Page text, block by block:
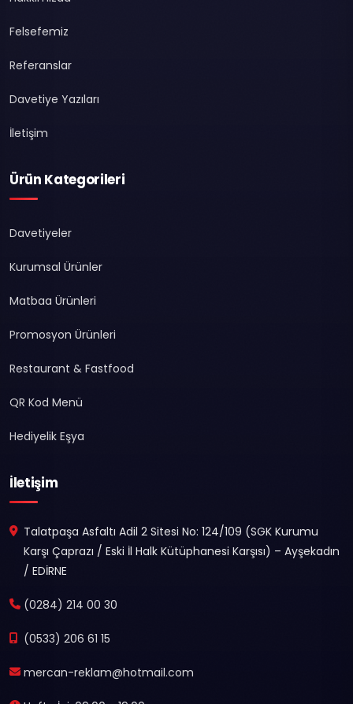
Felsefemiz
Referanslar
Davetiye Yazıları
İletişim
Ürün Kategorileri
Davetiyeler
Kurumsal Ürünler
Matbaa Ürünleri
Promosyon Ürünleri
Restaurant & Fastfood
QR Kod Menü
Hediyelik Eşya
İletişim
Talatpaşa Asfaltı Adil 2 Sitesi No: 124/109 (SGK Kurumu
Karşı Çaprazı / Eski İl Halk Kütüphanesi Karşısı) – Ayşekadın
/ EDİRNE
(0284) 214 00 30
(0533) 206 61 15
mercan-reklam@hotmail.com